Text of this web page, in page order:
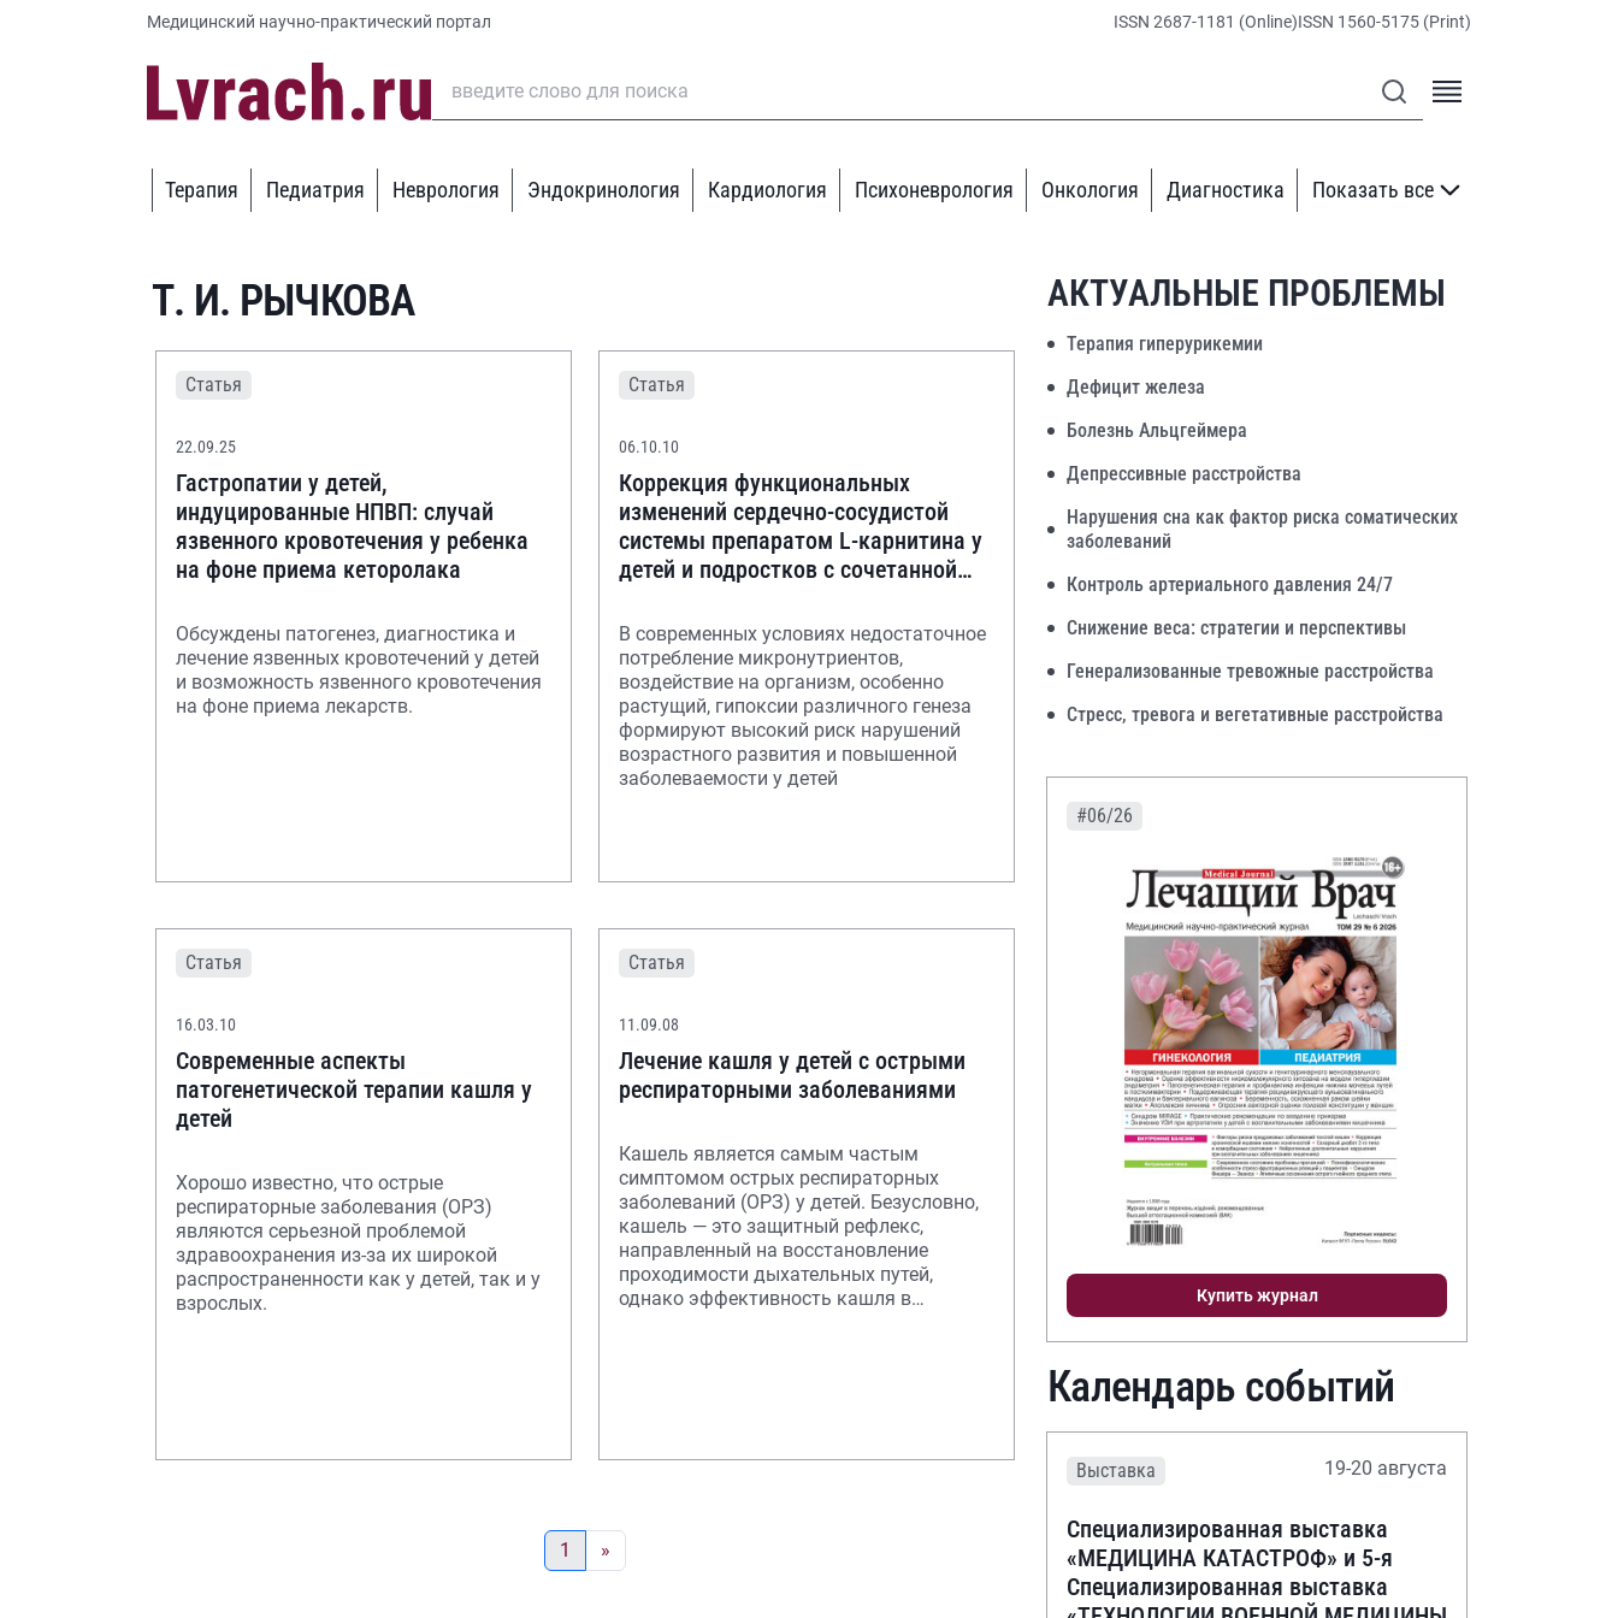
Медицинский научно-практический портал ISSN 2687-1181 (Online)ISSN 1560-5175 (Print)
Терапия Педиатрия Неврология Эндокринология Кардиология Психоневрология Онкология Диагностика Показать все
Т. И. РЫЧКОВА
Статья
22.09.25
Гастропатии у детей,
индуцированные НПВП: случай
язвенного кровотечения у ребенка
на фоне приема кеторолака
Обсуждены патогенез, диагностика и
лечение язвенных кровотечений у детей
и возможность язвенного кровотечения
на фоне приема лекарств.
Статья
06.10.10
Коррекция функциональных
изменений сердечно-сосудистой
системы препаратом L-карнитина у
детей и подростков с сочетанной
В современных условиях недостаточное
потребление микронутриентов,
воздействие на организм, особенно
растущий, гипоксии различного генеза
формируют высокий риск нарушений
возрастного развития и повышенной
заболеваемости у детей
Статья
16.03.10
Современные аспекты
патогенетической терапии кашля у
детей
Хорошо известно, что острые
респираторные заболевания (ОРЗ)
являются серьезной проблемой
здравоохранения из-за их широкой
распространенности как у детей, так и у
взрослых.
Статья
11.09.08
Лечение кашля у детей с острыми
респираторными заболеваниями
Кашель является самым частым
симптомом острых респираторных
заболеваний (ОРЗ) у детей. Безусловно,
кашель — это защитный рефлекс,
направленный на восстановление
проходимости дыхательных путей,
однако эффективность кашля в
1 »
АКТУАЛЬНЫЕ ПРОБЛЕМЫ
Терапия гиперурикемии
Дефицит железа
Болезнь Альцгеймера
Депрессивные расстройства
Нарушения сна как фактор риска соматических
заболеваний
Контроль артериального давления 24/7
Снижение веса: стратегии и перспективы
Генерализованные тревожные расстройства
Стресс, тревога и вегетативные расстройства
#06/26
Купить журнал
Календарь событий
Выставка 19-20 августа
Специализированная выставка
«МЕДИЦИНА КАТАСТРОФ» и 5-я
Специализированная выставка